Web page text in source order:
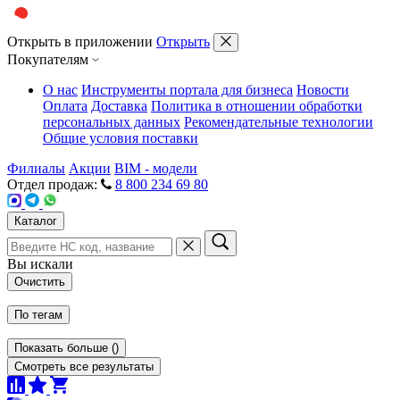
Открыть в приложении Открыть
Покупателям
О нас Инструменты портала для бизнеса Новости
Оплата Доставка Политика в отношении обработки
персональных данных Рекомендательные технологии
Общие условия поставки
Филиалы Акции BIM - модели
Отдел продаж:
8 800 234 69 80
Каталог
Вы искали
Очистить
По тегам
Показать больше ()
Смотреть все результаты